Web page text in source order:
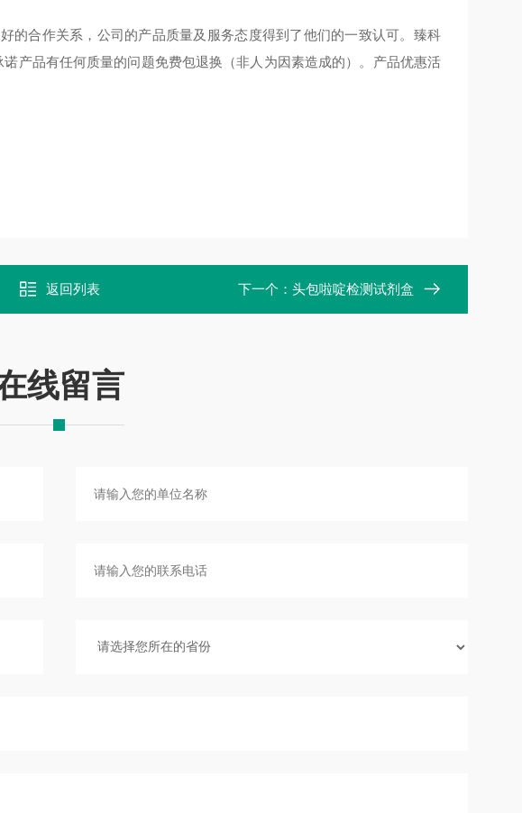
的合作关系，公司的产品质量及服务态度得到了他们的一致认可。臻科
产品有任何质量的问题免费包退换（非人为因素造成的）。产品优惠活
返回列表 下一个： 头包啦啶检测试剂盒
线留言